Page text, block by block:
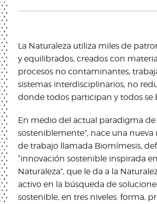
La Naturaleza utiliza miles de
y equilibrados, creados con
procesos no contaminantes,
sistemas interdisciplinarios, no
donde todos participan y todos se
En medio del actual paradigma de
sosteniblemente”, nace una
de trabajo llamada Biomímesis,
“innovación sostenible inspirada
Naturaleza”, que le da a la
activo en la búsqueda de
sostenible, en tres niveles: forma,